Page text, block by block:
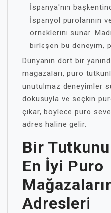
İspanya'nın
İspanyol purolarının
örneklerini sunar.
birleşen bu deneyim,
Dünyanın dört bir
mağazaları, puro
unutulmaz deneyimler
dokusuyla ve seçkin
çıkar, böylece puro
adres haline gelir.
Bir
En İyi Puro
Adresleri